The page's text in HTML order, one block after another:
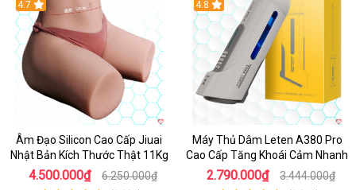
4.7
Âm Đạo Silicon Cao Cấp Jiuai
Nhật Bản Kích Thước Thật 11Kg
4.500.000₫ 6.250.000₫
Hot
4.8
Máy Thủ Dâm Leten A380 Pro
Cao Cấp Tăng Khoái Cảm Nhanh
2.790.000₫ 3.444.000₫